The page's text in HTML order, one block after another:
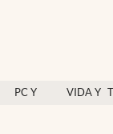
PC Y
VIDA Y